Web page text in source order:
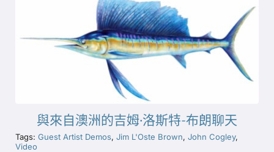
與來自澳洲的吉姆·洛斯特-布朗聊天
Tags: Guest Artist Demos, Jim L'Oste Brown, John Cogley,
Video